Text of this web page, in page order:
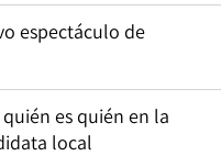
espectáculo de
es quién en la
local